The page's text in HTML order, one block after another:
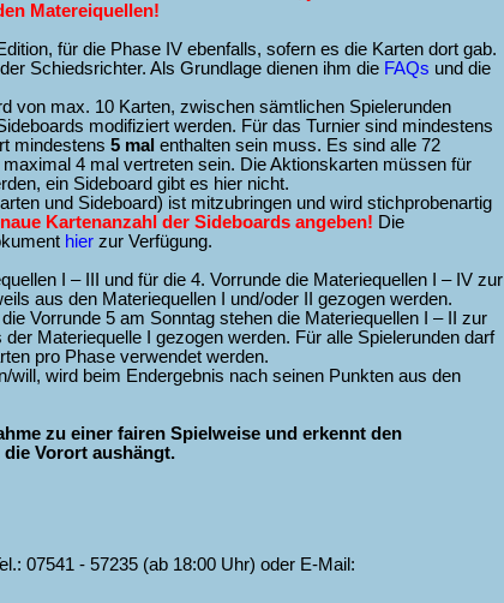
Matereiquellen!
für die Phase IV ebenfalls, sofern es die Karten dort gab.
Schiedsrichter. Als Grundlage dienen ihm die FAQs und die
von max. 10 Karten, zwischen sämtlichen Spielerunden
modifiziert werden. Für das Turnier sind mindestens
mindestens 5 mal enthalten sein muss. Es sind alle 72
4 mal vertreten sein. Die Aktionskarten müssen für
ein Sideboard gibt es hier nicht.
und Sideboard) ist mitzubringen und wird stichprobenartig
Kartenanzahl der Sideboards angeben! Die
hier zur Verfügung.
I – III und für die 4. Vorrunde die Materiequellen I – IV zur
aus den Materiequellen I und/oder II gezogen werden.
Vorrunde 5 am Sonntag stehen die Materiequellen I – II zur
Materiequelle I gezogen werden. Für alle Spielerunden darf
pro Phase verwendet werden.
wird beim Endergebnis nach seinen Punkten aus den
zu einer fairen Spielweise und erkennt den
die Vorort aushängt.
07541 - 57235 (ab 18:00 Uhr) oder E-Mail: